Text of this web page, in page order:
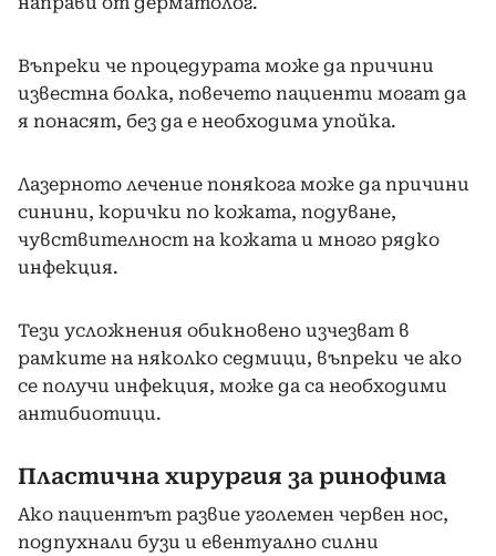
Въпреки че процедурата може да причини
известна болка, повечето пациенти могат да
я понасят, без да е необходима упойка.
Лазерното лечение понякога може да причини
синини, корички по кожата, подуване,
чувствителност на кожата и много рядко
инфекция.
Тези усложнения обикновено изчезват в
рамките на няколко седмици, въпреки че ако
се получи инфекция, може да са необходими
антибиотици.
Пластична хирургия за ринофима
Ако пациентът развие уголемен червен нос,
подпухнали бузи и евентуално силни